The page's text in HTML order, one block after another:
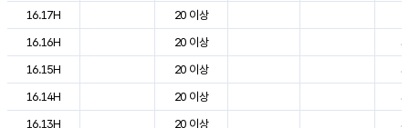
16.17H
20 이상
16.16H
20 이상
16.15H
20 이상
16.14H
20 이상
16.13H
20 이상